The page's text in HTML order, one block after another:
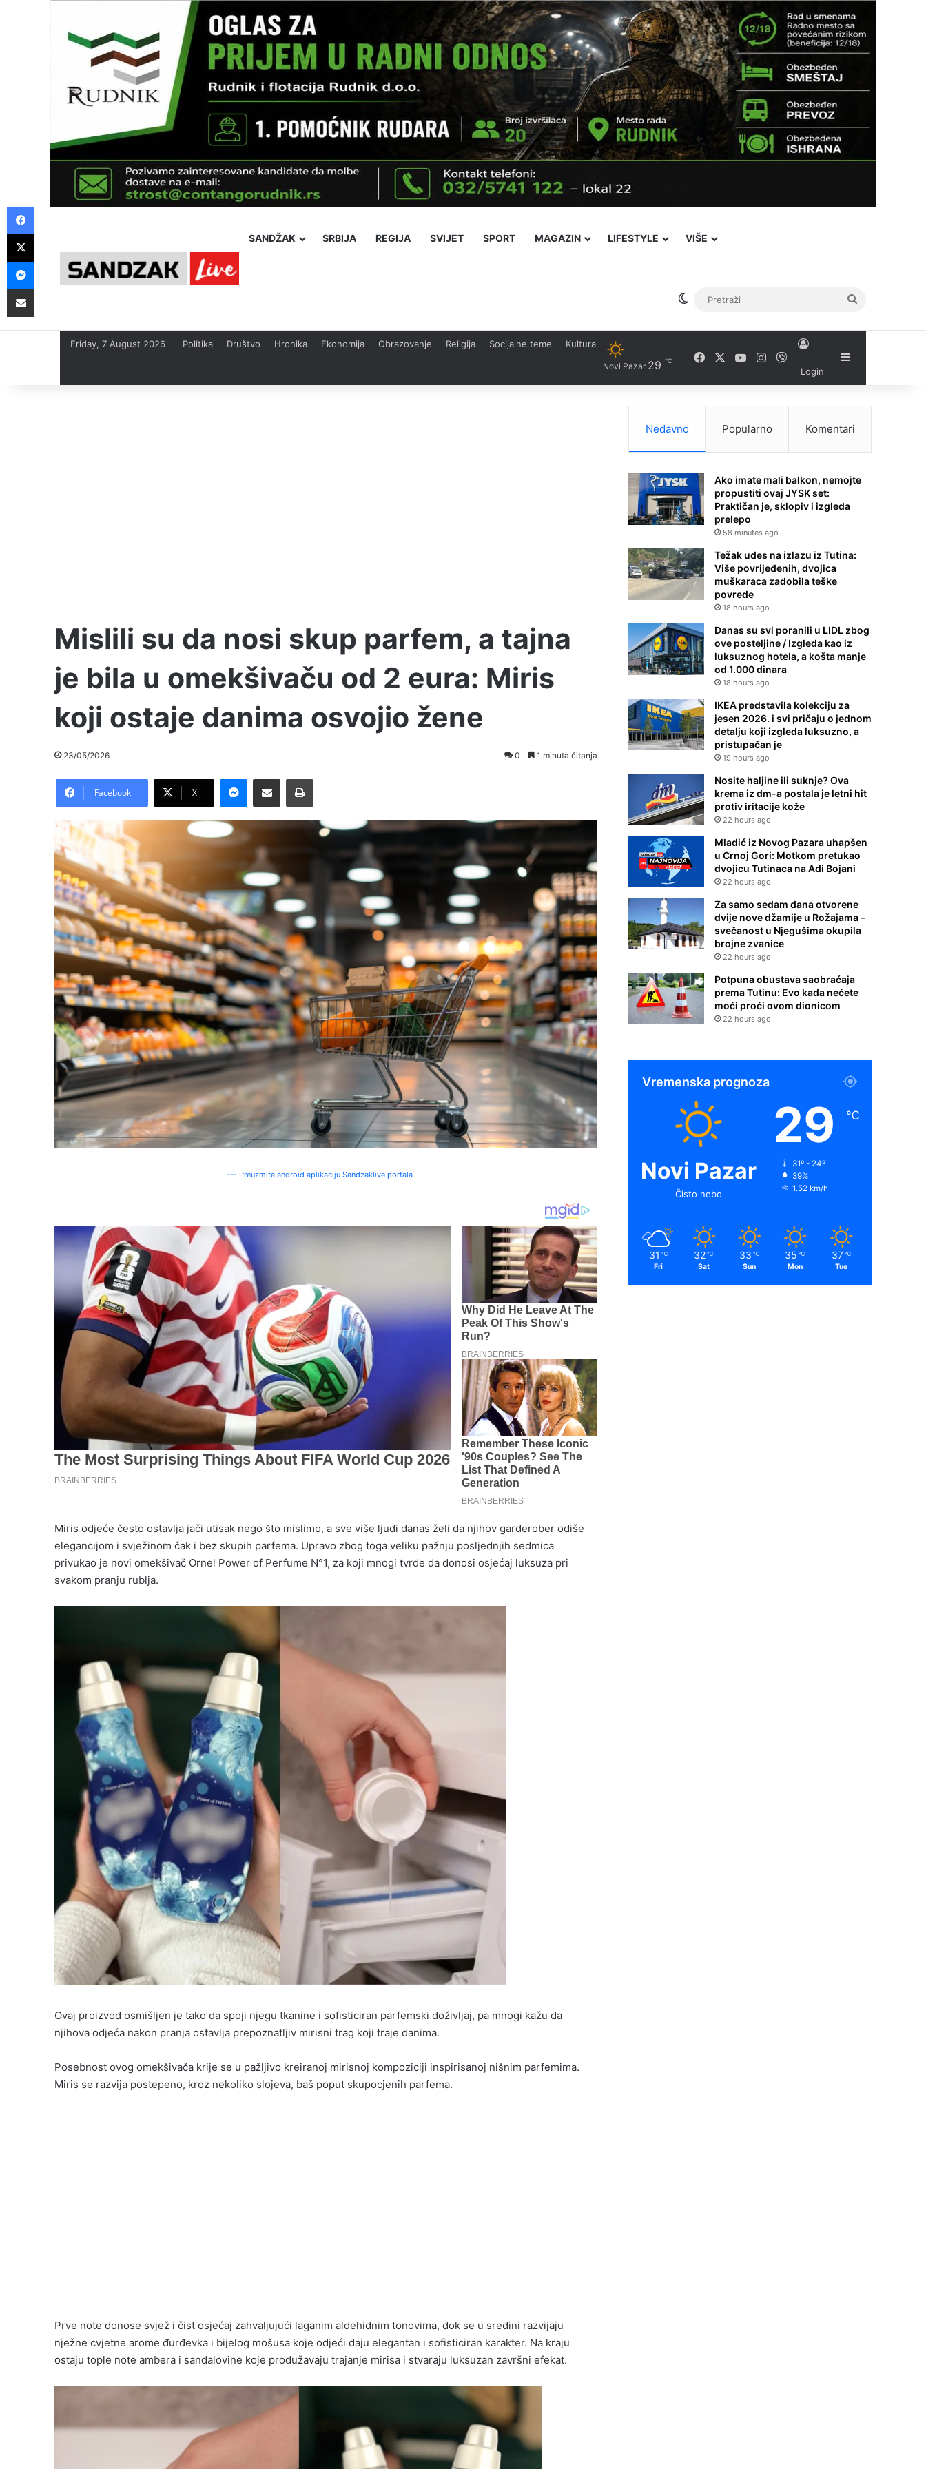
SANDŽAK SRBIJA REGIJA SVIJET SPORT MAGAZIN LIFESTYLE VIŠE
Switch skin
Friday, 7 August 2026 Politika Društvo Hronika Ekonomija Obrazovanje Religija Socijalne teme Kultura
Novi Pazar 29 ℃ FacebookYouTubeInstagram
Login
Sidebar
Mislili su da nosi skup parfem, a tajna
je bila u omekšivaču od 2 eura: Miris
koji ostaje danima osvojio žene
23/05/2026 0 1 minuta čitanja
Facebook X
Messenger
Pošalji preko E-Maila Printaj
--- Preuzmite android aplikaciju Sandzaklive portala ---
Miris odjeće često ostavlja jači utisak nego što mislimo, a sve više ljudi danas želi da njihov garderober odiše
elegancijom i svježinom čak i bez skupih parfema. Upravo zbog toga veliku pažnju posljednjih sedmica
privukao je novi omekšivač Ornel Power of Perfume N°1, za koji mnogi tvrde da donosi osjećaj luksuza pri
svakom pranju rublja.
Ovaj proizvod osmišljen je tako da spoji njegu tkanine i sofisticiran parfemski doživljaj, pa mnogi kažu da
njihova odjeća nakon pranja ostavlja prepoznatljiv mirisni trag koji traje danima.
Posebnost ovog omekšivača krije se u pažljivo kreiranoj mirisnoj kompoziciji inspirisanoj nišnim parfemima.
Miris se razvija postepeno, kroz nekoliko slojeva, baš poput skupocjenih parfema.
Prve note donose svjež i čist osjećaj zahvaljujući laganim aldehidnim tonovima, dok se u sredini razvijaju
nježne cvjetne arome đurđevka i bijelog mošusa koje odjeći daju elegantan i sofisticiran karakter. Na kraju
ostaju tople note ambera i sandalovine koje produžavaju trajanje mirisa i stvaraju luksuzan završni efekat.
Nedavno Popularno Komentari
Ako imate mali balkon, nemojte
propustiti ovaj JYSK set:
Praktičan je, sklopiv i izgleda
prelepo
58 minutes ago
Težak udes na izlazu iz Tutina:
Više povrijeđenih, dvojica
muškaraca zadobila teške
povrede
18 hours ago
Danas su svi poranili u LIDL zbog
ove posteljine / Izgleda kao iz
luksuznog hotela, a košta manje
od 1.000 dinara
18 hours ago
IKEA predstavila kolekciju za
jesen 2026. i svi pričaju o jednom
detalju koji izgleda luksuzno, a
pristupačan je
19 hours ago
Nosite haljine ili suknje? Ova
krema iz dm-a postala je letni hit
protiv iritacije kože
22 hours ago
Mladić iz Novog Pazara uhapšen
u Crnoj Gori: Motkom pretukao
dvojicu Tutinaca na Adi Bojani
22 hours ago
Za samo sedam dana otvorene
dvije nove džamije u Rožajama –
svečanost u Njegušima okupila
brojne zvanice
22 hours ago
Potpuna obustava saobraćaja
prema Tutinu: Evo kada nećete
moći proći ovom dionicom
22 hours ago
Vremenska prognoza
Novi Pazar
Čisto nebo
29 ℃
31º - 24º
39%
1.52 km/h
31 ℃
Fri
32 ℃
Sat
33 ℃
Sun
35 ℃
Mon
37 ℃
Tue
Facebook
X
Messenger
Pošalji preko E-Maila